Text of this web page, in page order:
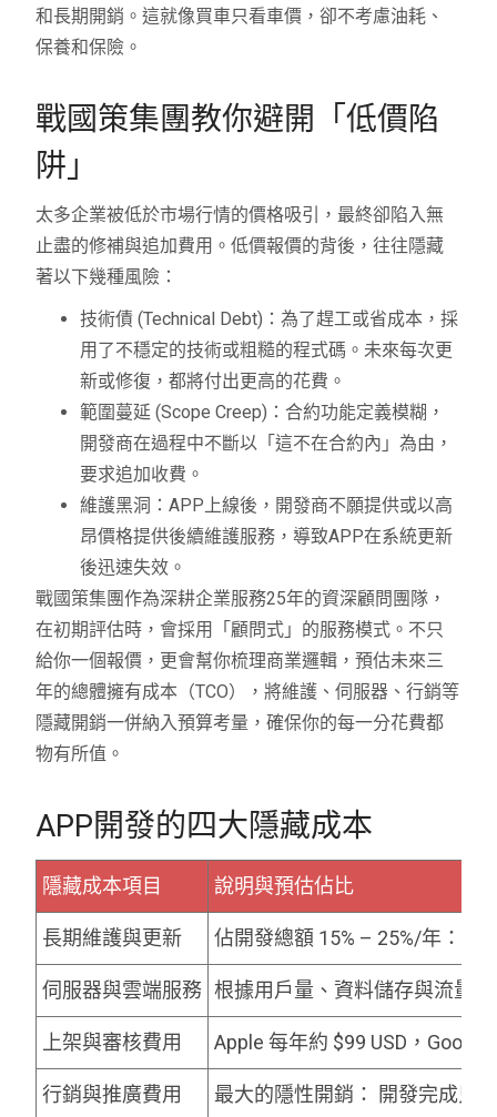
和長期開銷。這就像買車只看車價，卻不考慮油耗、
保養和保險。
戰國策集團教你避開「低價陷
阱」
太多企業被低於市場行情的價格吸引，最終卻陷入無
止盡的修補與追加費用。低價報價的背後，往往隱藏
著以下幾種風險：
技術債 (Technical Debt)：為了趕工或省成本，採
用了不穩定的技術或粗糙的程式碼。未來每次更
新或修復，都將付出更高的花費。
範圍蔓延 (Scope Creep)：合約功能定義模糊，
開發商在過程中不斷以「這不在合約內」為由，
要求追加收費。
維護黑洞：APP上線後，開發商不願提供或以高
昂價格提供後續維護服務，導致APP在系統更新
後迅速失效。
戰國策集團作為深耕企業服務25年的資深顧問團隊，
在初期評估時，會採用「顧問式」的服務模式。不只
給你一個報價，更會幫你梳理商業邏輯，預估未來三
年的總體擁有成本（TCO），將維護、伺服器、行銷等
隱藏開銷一併納入預算考量，確保你的每一分花費都
物有所值。
APP開發的四大隱藏成本
隱藏成本項目 說明與預估佔比
長期維護與更新 佔開發總額 15% – 25%/年：
伺服器與雲端服務 根據用戶量、資料儲存與流量
上架與審核費用 Apple 每年約 $99 USD，
行銷與推廣費用 最大的隱性開銷： 開發完成只